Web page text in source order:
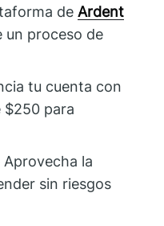
deArdent
un proceso de
tu cuenta con
$250 para
Aprovecha la
sin riesgos